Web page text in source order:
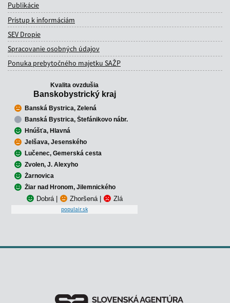
Publikácie
Prístup k informáciám
SEV Dropie
Spracovanie osobných údajov
Ponuka prebytočného majetku SAŽP
Kvalita ovzdušia
Banskobystrický kraj
Banská Bystrica, Zelená
Banská Bystrica, Štefánikovo nábr.
Hnúšťa, Hlavná
Jelšava, Jesenského
Lučenec, Gemerská cesta
Zvolen, J. Alexyho
Žarnovica
Žiar nad Hronom, Jilemnického
Dobrá | Zhoršená | Zlá
populair.sk